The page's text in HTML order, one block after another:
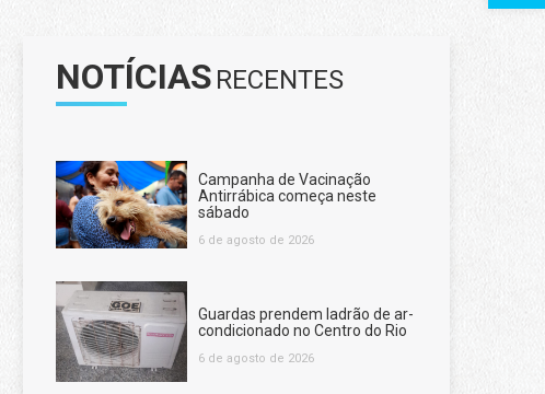
NOTÍCIAS RECENTES
Campanha de Vacinação
Antirrábica começa neste
sábado
6 de agosto de 2026
Guardas prendem ladrão de ar-
condicionado no Centro do Rio
6 de agosto de 2026